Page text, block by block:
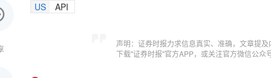
US API
声明：证券时报力求信息真实、准确，文章提
下载"证券时报"官方APP，或关注官方微信公